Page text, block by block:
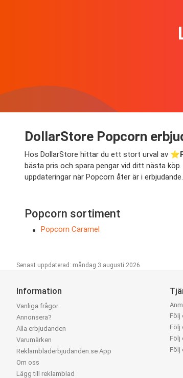
DollarStore Popcorn
Hos DollarStore hittar du ett stort urval av ⭐️
bästa pris och spara pengar vid ditt nästa
uppdateringar när Popcorn åter är i
Popcorn sortiment
Popcorn Caramel
Senast uppdaterad: måndag 3 augusti 2026
Information
Vanliga frågor
Annonsera?
Alla erbjudanden
Varumärken
Reklambladerbjudanden.se App
Om oss
Lägg till reklamblad
Följ
Följ
Följ
Följ